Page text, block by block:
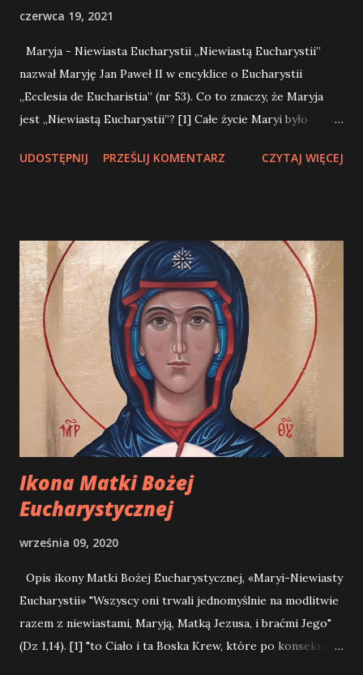
czerwca 19, 2021
Maryja - Niewiasta Eucharystii „Niewiastą Eucharystii”
nazwał Maryję Jan Paweł II w encyklice o Eucharystii
„Ecclesia de Eucharistia” (nr 53). Co to znaczy, że Maryja
jest „Niewiastą Eucharystii”? [1] Całe życie Maryi było
sensu Eucharystii. Będąc Matką Słowa Wcielonego i
liczne wizerunki Matki i Syna, w których Ona wskazuje na
Niego. Mimo że nic nie wiemy o tym, by Maryja
uczestniczyła w ustanowieniu Eucharystii podczas Ostatniej
Wieczerzy, to jednak trwała z Apostołami w oczekiwaniu
Wieczernika Zielonych Świąt (por. Dz 1, 14). Maryja była
zarazem pierwszym tabernakulum i pierwszą monstrancją
Eucharystii. Pierwszym tabernakulum stała się dla Jezusa
po wypowiedzianym fiat podczas Zwiastowania (por. Łk 1,
26-38). Dzięki niemu prosta dziewczyna z prowi...
UDOSTĘPNIJ PRZEŚLIJ KOMENTARZ CZYTAJ WIĘCEJ
Ikona Matki Bożej
Eucharystycznej
września 09, 2020
Opis ikony Matki Bożej Eucharystycznej, «Maryi-Niewiasty
Eucharystii» "Wszyscy oni trwali jednomyślnie na modlitwie
razem z niewiastami, Maryją, Matką Jezusa, i braćmi Jego"
(Dz 1,14). [1] "to Ciało i ta Boska Krew, które po konsekracji